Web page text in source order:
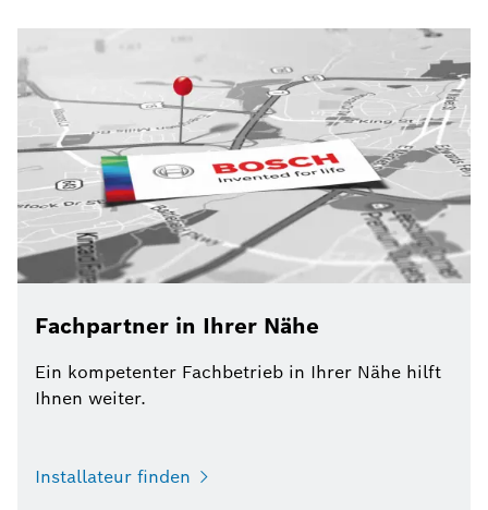
Fachpartner in Ihrer Nähe
Ein kompetenter Fachbetrieb in Ihrer Nähe hilft
Ihnen weiter.
Installateur finden